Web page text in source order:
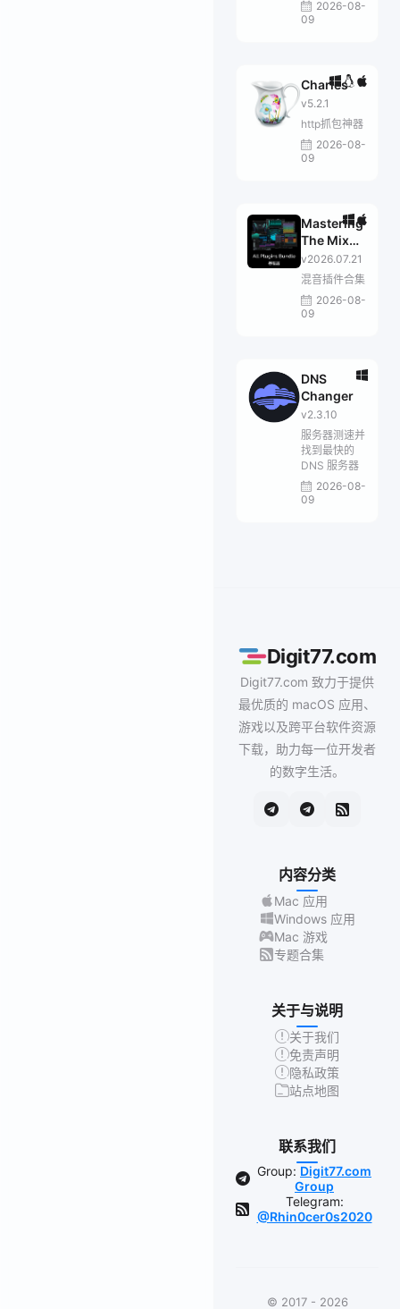
2026-08-
09
Charles
v5.2.1
http抓包神器
2026-08-
09
Mastering
The Mix
Bundle
v2026.07.21
混音插件合集
2026-08-
09
DNS
Changer
v2.3.10
服务器测速并
找到最快的
DNS 服务器
2026-08-
09
Digit77.com
Digit77.com 致力于提供
最优质的 macOS 应用、
游戏以及跨平台软件资源
下载，助力每一位开发者
的数字生活。
内容分类
Mac 应用
Windows 应用
Mac 游戏
专题合集
关于与说明
关于我们
免责声明
隐私政策
站点地图
联系我们
Group: Digit77.com
Group
Telegram:
@Rhin0cer0s2020
© 2017 - 2026